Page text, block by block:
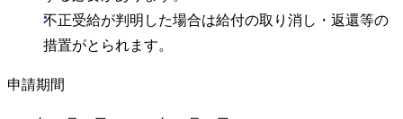
不正受給が判明した場合は給付の取り消し・返還等の
措置がとられます。
申請期間